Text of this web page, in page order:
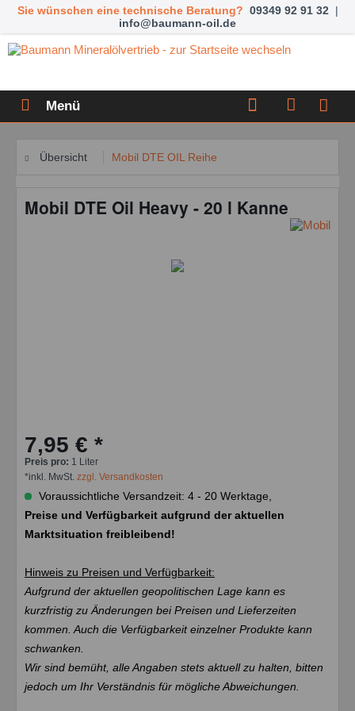
Sie wünschen eine technische Beratung? 09349 92 91 32 |
info@baumann-oil.de
Menü
Übersicht Mobil DTE OIL Reihe
Mobil DTE Oil Heavy - 20 l Kanne
7,95 € *
Preis pro: 1 Liter
*inkl. MwSt. zzgl. Versandkosten
Voraussichtliche Versandzeit: 4 - 20 Werktage,
Preise und Verfügbarkeit aufgrund der aktuellen
Marktsituation freibleibend!
Hinweis zu Preisen und Verfügbarkeit:
Aufgrund der aktuellen geopolitischen Lage kann es
kurzfristig zu Änderungen bei Preisen und Lieferzeiten
kommen. Auch die Verfügbarkeit einzelner Produkte kann
schwanken.
Wir sind bemüht, alle Angaben stets aktuell zu halten, bitten
jedoch um Ihr Verständnis für mögliche Abweichungen.